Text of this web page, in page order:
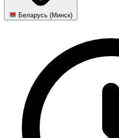
Беларусь (Минск)